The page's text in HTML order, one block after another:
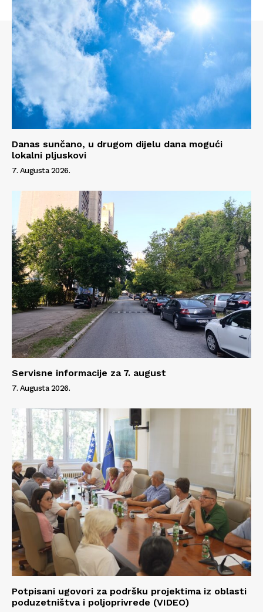
Info
O nama
Kontakt
Impressum
Danas sunčano, u drugom dijelu dana mogući
lokalni pljuskovi
7. Augusta 2026.
Servisne informacije za 7. august
7. Augusta 2026.
Potpisani ugovori za podršku projektima iz oblasti
poduzetništva i poljoprivrede (VIDEO)